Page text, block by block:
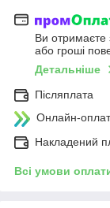
Ви отримаєте
або гроші
Детальніше
Післяплата
Онлайн-
Накладений
Всі умови